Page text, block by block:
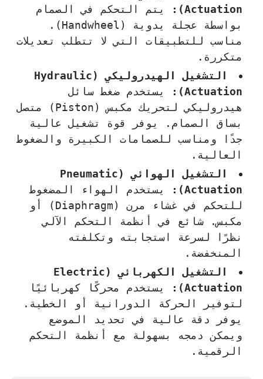
Actuation):
يتم التحكم في الصمام
بواسطة عجلة يدوية (Handwheel).
مناسب للتطبيقات التي لا تتطلب تعديلات
متكررة.
التشغيل الهيدروليكي (Hydraulic
Actuation):
يستخدم ضغط سائل
هيدروليكي لتحريك مكبس (Piston) متصل
بساق الصمام. يوفر قوة تشغيل عالية
جدًا ومناسب للصمامات الكبيرة والضغوط
العالية.
التشغيل الهوائي (Pneumatic
Actuation):
يستخدم الهواء المضغوط
للتحكم في غشاء مرن (Diaphragm) أو
مكبس. شائع في أنظمة التحكم الآلي
نظرًا لسرعة استجابته وتكلفته
المنخفضة.
التشغيل الكهربائي (Electric
Actuation):
يستخدم محركًا كهربائيًا
لتوفير الحركة الدورانية أو الخطية.
يوفر دقة عالية في تحديد الموضع
ويمكن دمجه بسهولة مع أنظمة التحكم
الرقمية.